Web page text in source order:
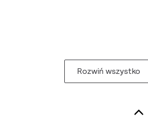
Rozwiń wszystko